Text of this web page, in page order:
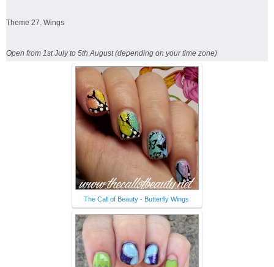
Theme 27. Wings
Open from 1st July to 5th August (depending on your time zone)
The Call of Beauty - Butterfly Wings